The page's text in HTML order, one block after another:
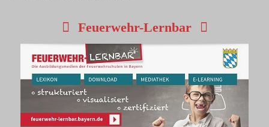
Feuerwehr-Lernbar